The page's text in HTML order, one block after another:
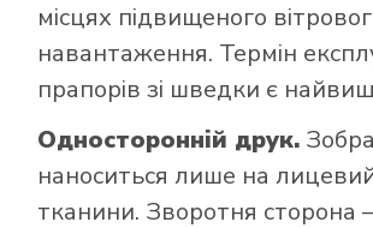
місцях підвищеного
навантаження. Термін
прапорів зі шведки є
Односторонній друк.
наноситься лише на
тканини. Зворотня сторона